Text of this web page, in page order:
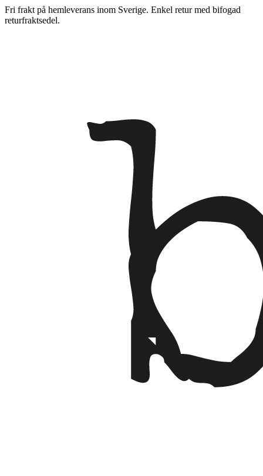
Fri frakt på hemleverans inom Sverige. Enkel retur med bifogad
returfraktsedel.